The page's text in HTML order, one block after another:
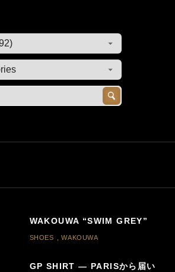
WAKOUWA “SWIM GREY”
SHOES ,WAKOUWA
GP SHIRT — PARISから届い